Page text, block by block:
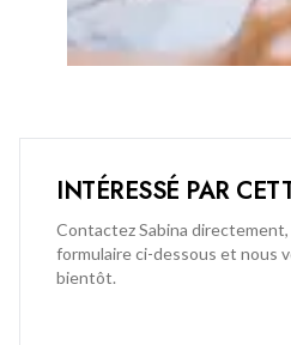
INTÉRESSÉ PAR
Contactez Sabina
formulaire ci-dessous et nous
bientôt.